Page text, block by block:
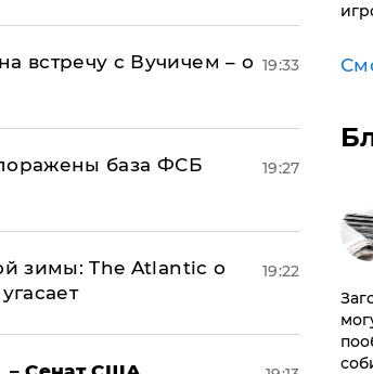
встречу с Вучичем – о 19:33
база ФСБ
19:27
зимы: The Atlantic о
19:22